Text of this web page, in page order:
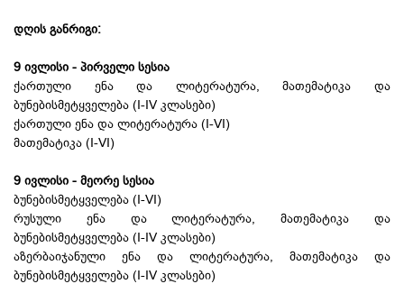
დღის განრიგი:
9 ივლისი - პირველი სესია
ქართული ენა და ლიტერატურა, მათემატიკა და
ბუნებისმეტყველება (I-IV კლასები)
ქართული ენა და ლიტერატურა (I-VI)
მათემატიკა (I-VI)
9 ივლისი - მეორე სესია
ბუნებისმეტყველება (I-VI)
რუსული ენა და ლიტერატურა, მათემატიკა და
ბუნებისმეტყველება (I-IV კლასები)
აზერბაიჯანული ენა და ლიტერატურა, მათემატიკა და
ბუნებისმეტყველება (I-IV კლასები)